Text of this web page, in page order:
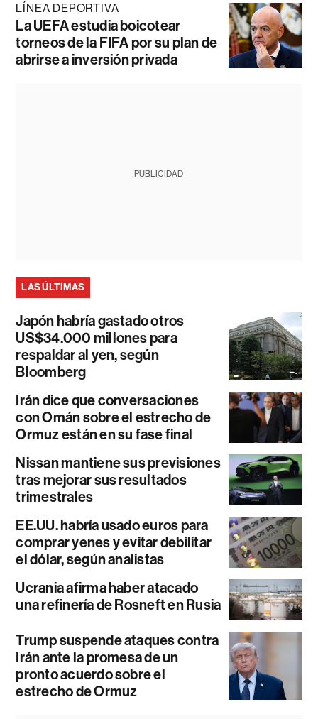
LÍNEA DEPORTIVA
La UEFA estudia boicotear
torneos de la FIFA por su plan de
abrirse a inversión privada
PUBLICIDAD
LAS ÚLTIMAS
Japón habría gastado otros
US$34.000 millones para
respaldar al yen, según
Bloomberg
Irán dice que conversaciones
con Omán sobre el estrecho de
Ormuz están en su fase final
Nissan mantiene sus previsiones
tras mejorar sus resultados
trimestrales
EE.UU. habría usado euros para
comprar yenes y evitar debilitar
el dólar, según analistas
Ucrania afirma haber atacado
una refinería de Rosneft en Rusia
Trump suspende ataques contra
Irán ante la promesa de un
pronto acuerdo sobre el
estrecho de Ormuz